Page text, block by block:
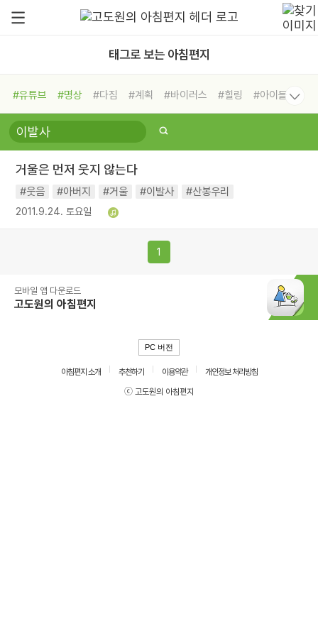
태그로 보는 아침편지
#유튜브 #명상 #다짐 #계획 #바이러스 #힐링
#아이들
#비전캠프
#독서캠프 #삶
#희망
#나눔 #친구 #링컨학교
#독서
#건강 #면역력
거울은 먼저 웃지 않는다
#웃음 #아버지 #거울 #이발사 #산봉우리
2011.9.24. 토요일
1
모바일 앱 다운로드
고도원의 아침편지
PC 버전
아침편지 소개 추천하기 이용약관
개인정보 처리방침
ⓒ 고도원의 아침편지